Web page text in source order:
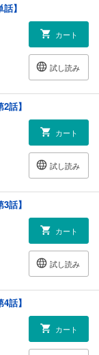
】
カート
試し読み
話】
カート
試し読み
話】
カート
試し読み
話】
カート